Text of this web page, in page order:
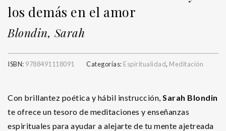
los demás en el amor
Blondin, Sarah
ISBN: 9788491118091 Categorías: Espiritualidad, Meditación
Con brillantez poética y hábil instrucción, Sarah Blondin
te ofrece un tesoro de meditaciones y enseñanzas
espirituales para ayudar a alejarte de tu mente ajetreada